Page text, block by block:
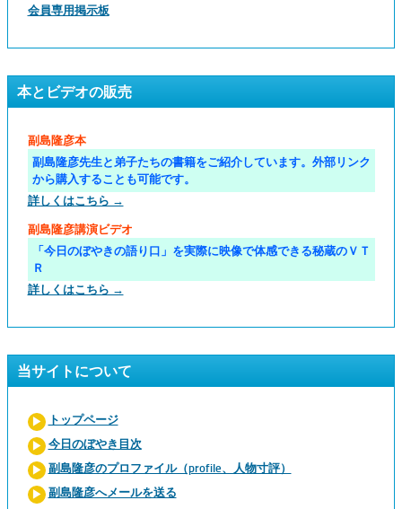
会員専用掲示板
本とビデオの販売
副島隆彦本
副島隆彦先生と弟子たちの書籍をご紹介しています。外部リンク
から購入することも可能です。
詳しくはこちら →
副島隆彦講演ビデオ
「今日のぼやきの語り口」を実際に映像で体感できる秘蔵のＶＴ
Ｒ
詳しくはこちら →
当サイトについて
トップページ
今日のぼやき目次
副島隆彦のプロファイル（profile、人物寸評）
副島隆彦へメールを送る